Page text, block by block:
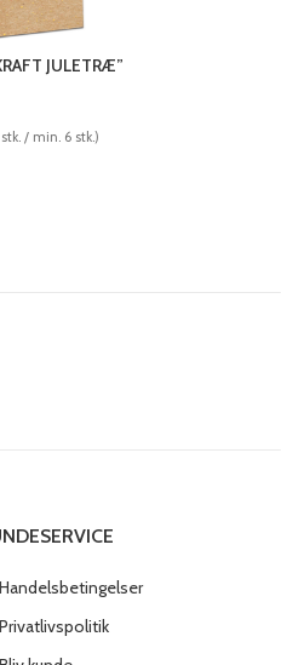
JULETRÆ”
/ min. 6 stk.)
Handelsbetingelser
Privatlivspolitik